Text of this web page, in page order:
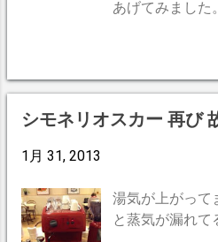
あげてみました
フレキシブル
シモネリオスカー 再び
1月 31, 2013
湯気が上がって
と蒸気が漏れて